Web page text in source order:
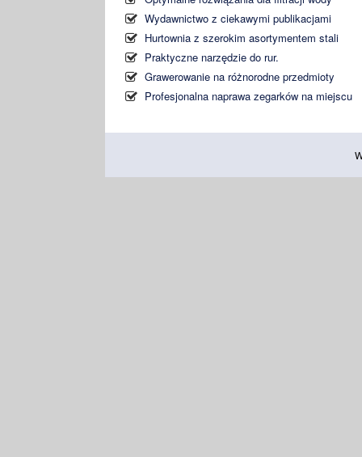
Wydawnictwo z ciekawymi publikacjami
Hurtownia z szerokim asortymentem stali
Praktyczne narzędzie do rur.
Grawerowanie na różnorodne przedmioty
Profesjonalna naprawa zegarków na miejscu